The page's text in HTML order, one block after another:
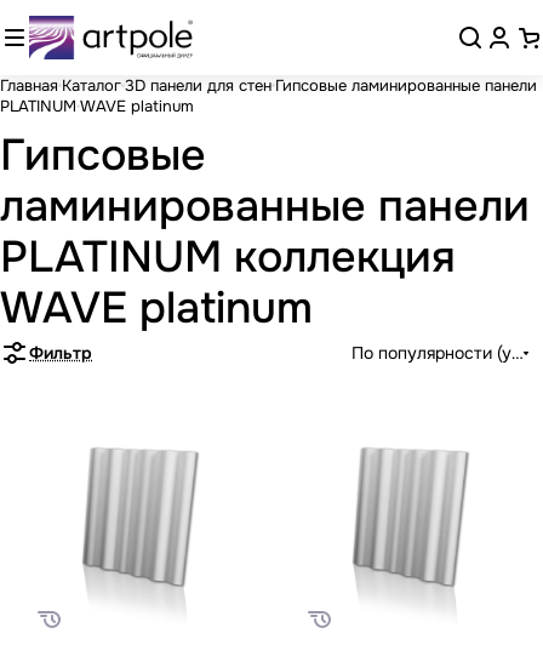
Главная Каталог3D панели для стен Гипсовые ламинированные панели
PLATINUM WAVE platinum
Гипсовые
ламинированные панели
PLATINUM коллекция
WAVE platinum
Фильтр По популярности